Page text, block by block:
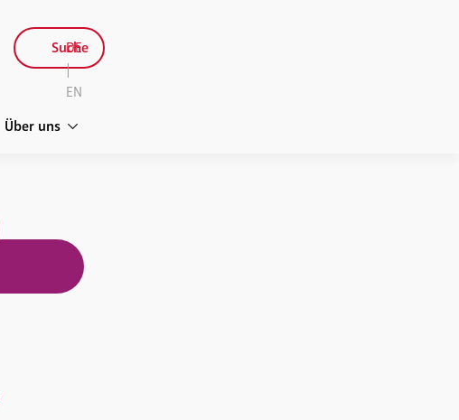
Über uns
Suche
DE
|
EN